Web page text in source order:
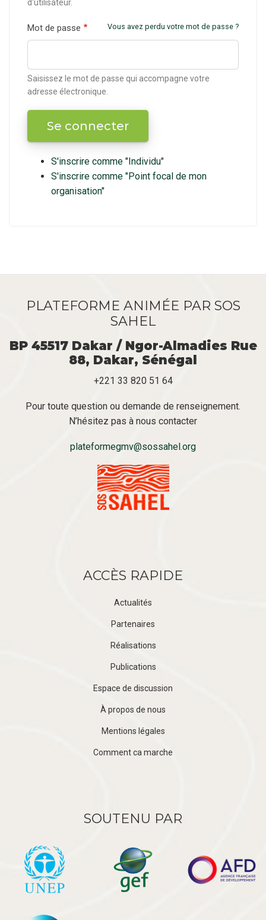
d'utilisateur.
Mot de passe
Saisissez le mot de passe qui accompagne votre
adresse électronique.
Vous avez perdu votre mot de passe ?
S'inscrire comme "Individu"
S'inscrire comme "Point focal de mon
organisation"
PLATEFORME ANIMÉE PAR SOS
SAHEL
BP 45517 Dakar / Ngor-Almadies Rue
88, Dakar, Sénégal
+221 33 820 51 64
Pour toute question ou demande de renseignement.
N’hésitez pas à nous contacter
plateformegmv@sossahel.org
ACCÈS RAPIDE
Actualités
Partenaires
Réalisations
Publications
Espace de discussion
À propos de nous
Mentions légales
Comment ca marche
SOUTENU PAR